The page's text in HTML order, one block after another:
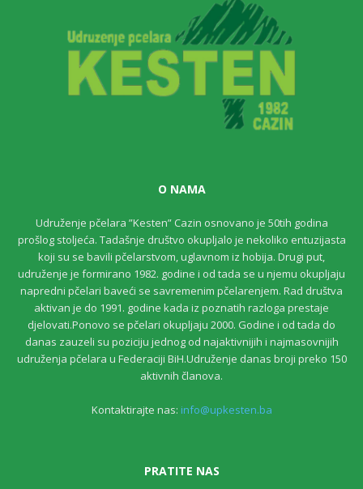
O NAMA
Udruženje pčelara ”Kesten” Cazin osnovano je 50tih godina
prošlog stoljeća. Tadašnje društvo okupljalo je nekoliko entuzijasta
koji su se bavili pčelarstvom, uglavnom iz hobija. Drugi put,
udruženje je formirano 1982. godine i od tada se u njemu okupljaju
napredni pčelari baveći se savremenim pčelarenjem. Rad društva
aktivan je do 1991. godine kada iz poznatih razloga prestaje
djelovati.Ponovo se pčelari okupljaju 2000. Godine i od tada do
danas zauzeli su poziciju jednog od najaktivnijih i najmasovnijih
udruženja pčelara u Federaciji BiH.Udruženje danas broji preko 150
aktivnih članova.
Kontaktirajte nas: info@upkesten.ba
PRATITE NAS